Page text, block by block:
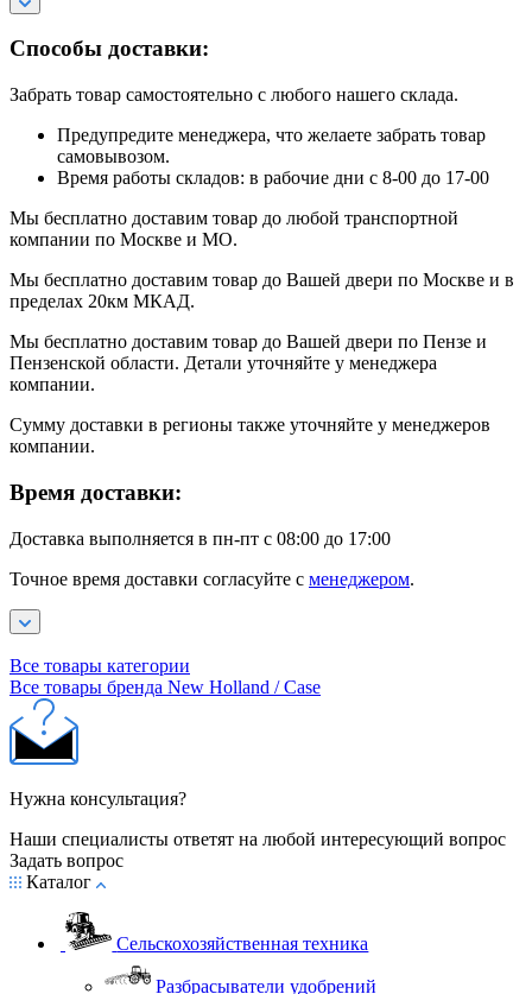
Способы доставки:
Забрать товар самостоятельно с любого нашего склада.
Предупредите менеджера, что желаете забрать товар
самовывозом.
Время работы складов: в рабочие дни с 8-00 до 17-00
Мы бесплатно доставим товар до любой транспортной
компании по Москве и МО.
Мы бесплатно доставим товар до Вашей двери по Москве и в
пределах 20км МКАД.
Мы бесплатно доставим товар до Вашей двери по Пензе и
Пензенской области. Детали уточняйте у менеджера
компании.
Сумму доставки в регионы также уточняйте у менеджеров
компании.
Время доставки:
Доставка выполняется в пн-пт с 08:00 до 17:00
Точное время доставки согласуйте с менеджером.
Все товары категории
Все товары бренда New Holland / Case
Нужна консультация?
Наши специалисты ответят на любой интересующий вопрос
Задать вопрос
Каталог
Сельскохозяйственная техника
Разбрасыватели удобрений